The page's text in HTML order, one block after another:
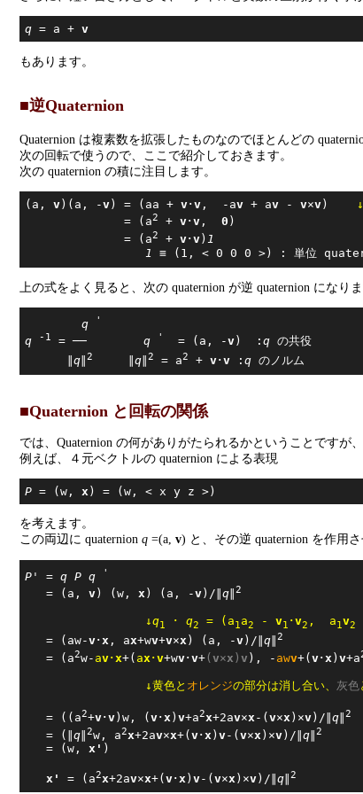
q = a + v
もあります。
■逆Quaternion
Quaternion は複素数を拡張したものなのでほとんどの
次の回転で使うので、ここで紹介しておきます。
次の quaternion の積に注目します。
(a, v )(a, -v ) = (aa + v･v ,  -av + av - v×v )
              = (a
2 + v･v , 0 )
              = (a
2 + v･v )1
1
上の式をよく見ると、次の quaternion が逆 quaternion になりま
q '
q -1 = ── q '
  = (a, -
v )  :q の共役
      ∥
q ∥2
     ∥
q ∥2 = a2 + v･v :q
■Quaternion と回転の関係
では、Quaternion の何がありがたられるかということですが
例えば、４元ベクトルの quaternion による表現
P = (w, x
を考えます。
この両辺に quaternion q=(a, v) と、その逆 quaternion を作用さ
P' = q P q '
   = (a,
v ) (w, x ) (a, -v )/∥q ∥2
↓q1 ･ q2 = (a1 a2 - v1 ･v2 ,  a1v2
   = (aw-
v･x , ax+wv+v×x ) (a, -v )/∥q ∥2
   = (a
2w- av･x+( ax･v+wv･v+(v×x )v ), - awv+(v･x )v+a
↓黄色と オレンジの部分は消し合い、 灰色
   = ((a
2+v･v )w, (v･x )v+a2x+2av×x-(v×x )×v )/∥q ∥2
   = (∥
q ∥2w, a2x+2av×x+(v･x )v-(v×x )×v )/∥q ∥2
   = (w,
x' )
x' = (a2x+2av×x+(v･x )v-(v×x )×v )/∥q ∥2